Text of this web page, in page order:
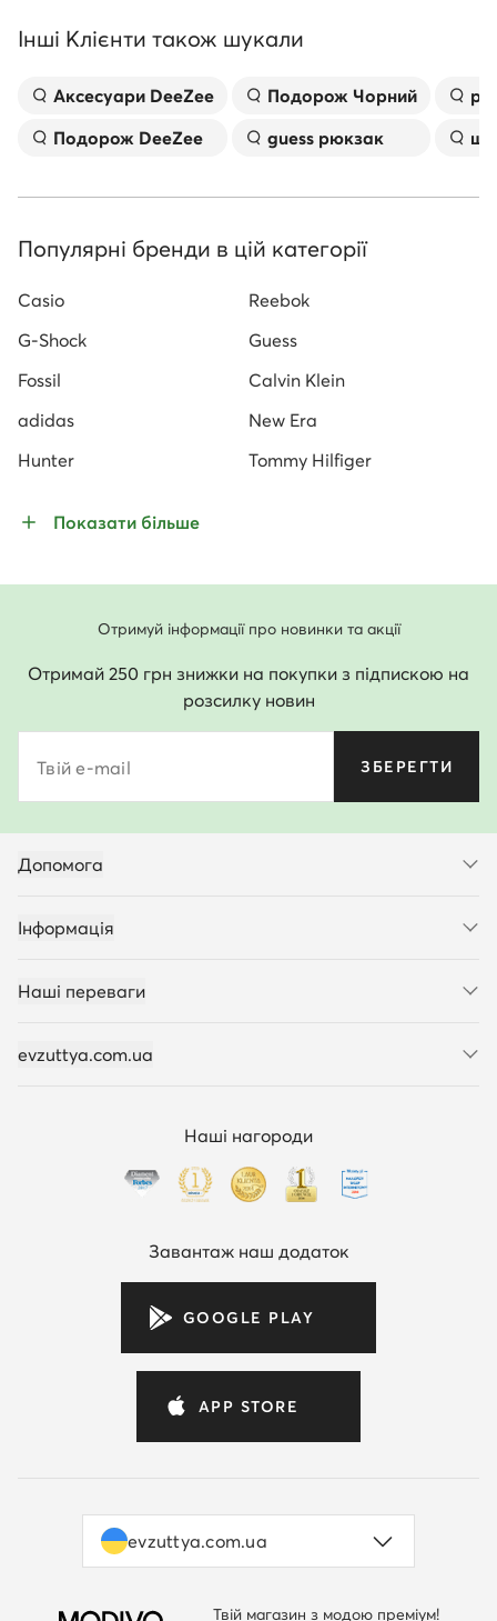
Інші Клієнти також шукали
Аксесуари DeeZee
Подорож DeeZee
Подорож Чорний
guess рюкзак
Популярні бренди в цій категорії
Casio
Reebok
G-Shock
Guess
Fossil
Calvin Klein
adidas
New Era
Hunter
Tommy Hilfiger
Показати більше
Отримуй інформації про новинки та акції
Отримай 250 грн знижки на покупки з підпискою на
розсилку новин
Твій e-mail ЗБЕРЕГТИ
Допомога
Інформація
Наші переваги
evzuttya.com.ua
Наші нагороди
Завантаж наш додаток
GOOGLE PLAY
APP STORE
evzuttya.com.ua
Твій магазин з модою преміум!